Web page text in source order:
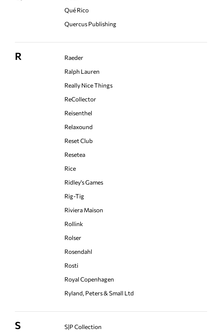
Qué Rico
Quercus Publishing
R
Raeder
Ralph Lauren
Really Nice Things
ReCollector
Reisenthel
Relaxound
Reset Club
Resetea
Rice
Ridley's Games
Rig-Tig
Riviera Maison
Rollink
Rolser
Rosendahl
Rosti
Royal Copenhagen
Ryland, Peters & Small Ltd
S
S|P Collection